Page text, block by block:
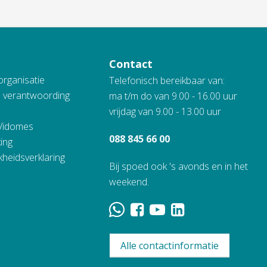
verantwoording
Contact
Telefonisch bereikbaar van:
ma t/m do van 9.00 - 16.00 uur
vrijdag van 9.00 - 13.00 uur
088 845 66 00
Bij spoed ook 's avonds en in het
weekend.
Alle contactinformatie